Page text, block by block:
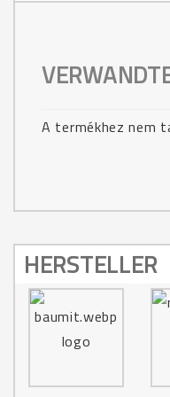
A termékhez nem
HERSTELLER